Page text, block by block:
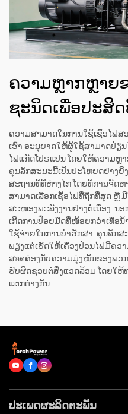
ຄວາມຫຼາກຫຼາຍຂ
ຊະນິດເພື່ອປະສິ
ຄວາມສາມາດໃນການໃຊ້ເຊື້ອໄຟສ
ເຮົາ ອະນຸຍາດໃຫ້ຜູ້ໃຊ້ສາມາດປ່ຽ
ໄຟແກັດໂປຣແປນ ໂດຍໃຫ້ຄວາມຫຼ
ຄຸນລັກສະນະນີ້ເປັນປະໂຫຍດຢ່າງຍິ່
ສະຖານທີ່ທີ່ຫ່າງໄກ ໂດຍທີ່ການຈັດຫ
ສາມາດເລືອກເຊື້ອໄຟທີ່ຖືກທີ່ສຸດ ຫຼື
ສະໜອງພະລັງງານຢ່າງຕໍ່ເນື່ອງ. ນ
ເກີດການປົ່ອຍມືດທີ່ໜ້ອຍກວ່າເທື່ອ
ໃຊ້ຈ່າຍໃນການບໍາຮັກສາ. ຄຸນລັກສ
ພຽງແຕ່ເຮັດໃຫ້ເຄື່ອງປ່ອນໄຟມີຄວ
ສอดຄ່ອງກັບຄວາມມຸ່ງໝັ້ນຂອງພວ
ຮັບຜິດຊອບຕໍ່ສິ່ງແວດລ້ອມ ໂດຍໃຫ້
ແຕກຕ່າງກັນ.
ປະເພດຜະລິດຕະພັນ